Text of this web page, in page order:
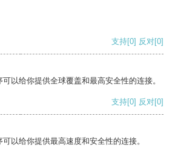
支持[0] 反对[0]
以给你提供全球覆盖和最高安全性的连接。
支持[0] 反对[0]
以给你提供最高速度和安全性的连接。